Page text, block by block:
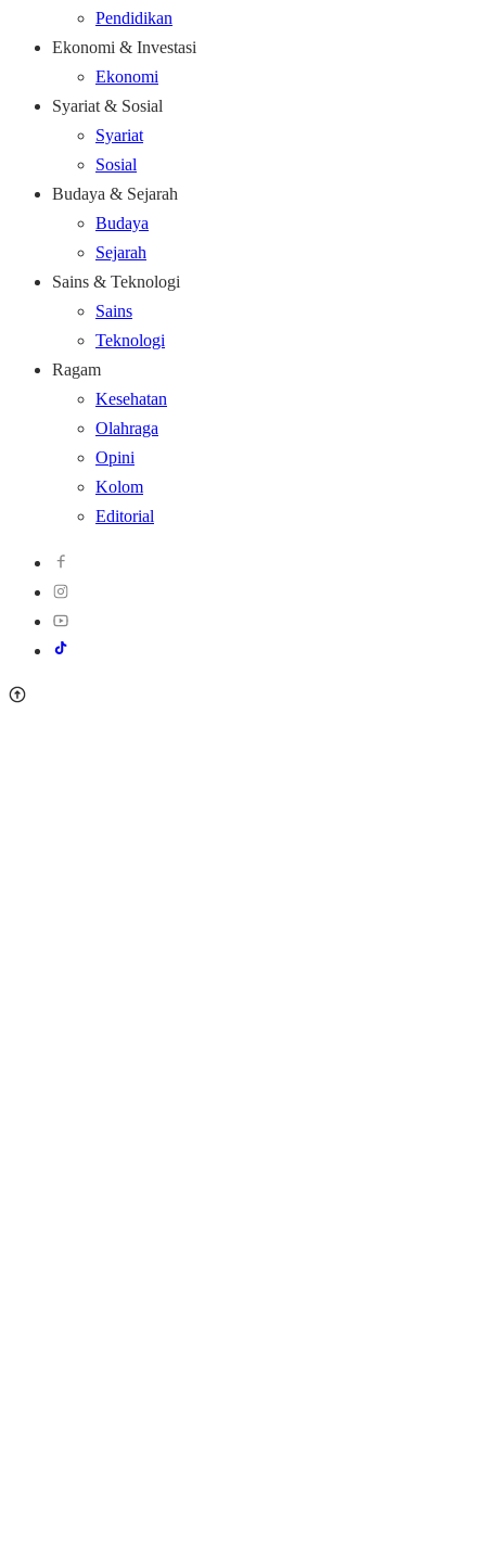
Pendidikan
Ekonomi & Investasi
Ekonomi
Syariat & Sosial
Syariat
Sosial
Budaya & Sejarah
Budaya
Sejarah
Sains & Teknologi
Sains
Teknologi
Ragam
Kesehatan
Olahraga
Opini
Kolom
Editorial